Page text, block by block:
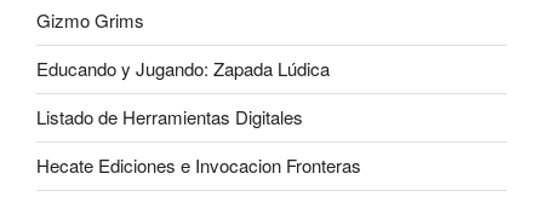
Gizmo Grims
Educando y Jugando: Zapada Lúdica
Listado de Herramientas Digitales
Hecate Ediciones e Invocacion Fronteras